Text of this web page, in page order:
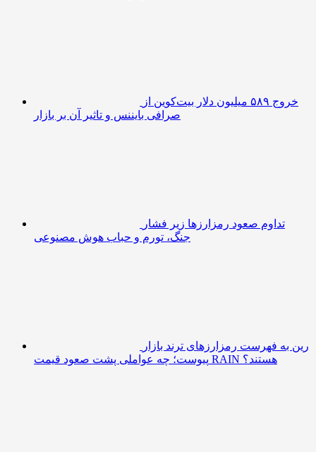
خروج ۵۸۹ میلیون دلار بیت‌کوین از
صرافی بایننس و تاثیر آن بر بازار
تداوم صعود رمزارزها زیر فشار
جنگ، تورم و حباب هوش مصنوعی
رین به فهرست رمزارزهای ترند بازار
پیوست؛ چه عواملی پشت صعود قیمت RAIN هستند؟